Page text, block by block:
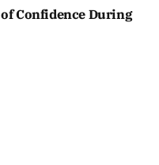
Confidence During